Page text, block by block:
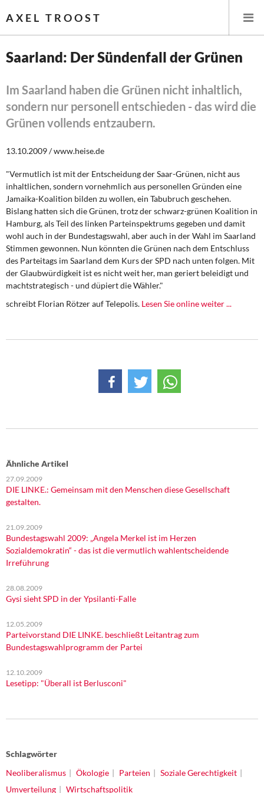
AXEL TROOST
Themen
Steuer- und Finanzpolitik
Öffentliche Infrastruktur und Daseinsvorsorge
Eurokrise und Griechenland
DIE LINKE
Rosa-Luxemburg-Stiftung
Saarland: Der Sündenfall der Grünen
Im Saarland haben die Grünen nicht inhaltlich,
sondern nur personell entschieden - das wird die
Grünen vollends entzaubern.
13.10.2009 / www.heise.de
"Vermutlich ist mit der Entscheidung der Saar-Grünen, nicht aus
inhaltlichen, sondern vornehmlich aus personellen Gründen eine
Jamaika-Koalition bilden zu wollen, ein Tabubruch geschehen.
Bislang hatten sich die Grünen, trotz der schwarz-grünen Koalition in
Hamburg, als Teil des linken Parteinspektrums gegeben und damit
wohl auch in der Bundestagswahl, aber auch in der Wahl im Saarland
Stimmen gewonnen. Nun könnten die Grünen nach dem Entschluss
des Parteitags im Saarland dem Kurs der SPD nach unten folgen. Mit
der Glaubwürdigkeit ist es nicht weit her, man geriert beleidigt und
machtstrategisch - und düpiert die Wähler."
schreibt Florian Rötzer auf Telepolis. Lesen Sie online weiter ...
Ähnliche Artikel
27.09.2009
DIE LINKE.: Gemeinsam mit den Menschen diese Gesellschaft
gestalten.
21.09.2009
Bundestagswahl 2009: „Angela Merkel ist im Herzen
Sozialdemokratin“ - das ist die vermutlich wahlentscheidende
Irreführung
28.08.2009
Gysi sieht SPD in der Ypsilanti-Falle
12.05.2009
Parteivorstand DIE LINKE. beschließt Leitantrag zum
Bundestagswahlprogramm der Partei
12.10.2009
Lesetipp: "Überall ist Berlusconi"
Schlagwörter
Neoliberalismus
Ökologie Parteien
Soziale Gerechtigkeit
Umverteilung
Wirtschaftspolitik